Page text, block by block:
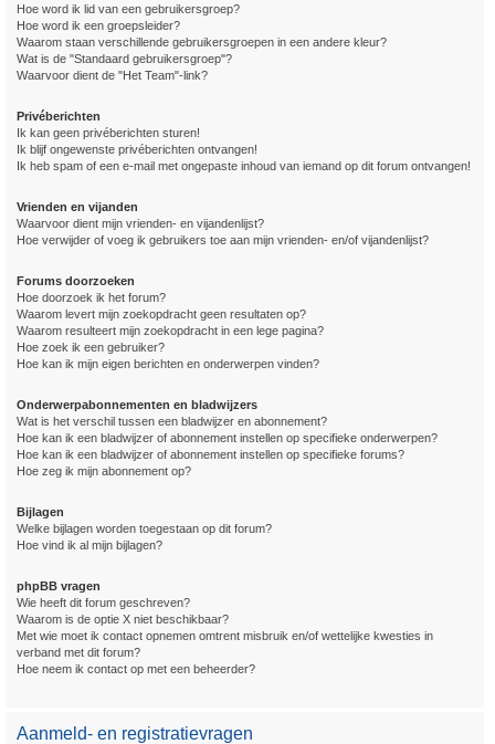
Hoe word ik lid van een gebruikersgroep?
Hoe word ik een groepsleider?
Waarom staan verschillende gebruikersgroepen in een andere kleur?
Wat is de "Standaard gebruikersgroep"?
Waarvoor dient de "Het Team"-link?
Privéberichten
Ik kan geen privéberichten sturen!
Ik blijf ongewenste privéberichten ontvangen!
Ik heb spam of een e-mail met ongepaste inhoud van iemand op dit forum ontvangen!
Vrienden en vijanden
Waarvoor dient mijn vrienden- en vijandenlijst?
Hoe verwijder of voeg ik gebruikers toe aan mijn vrienden- en/of vijandenlijst?
Forums doorzoeken
Hoe doorzoek ik het forum?
Waarom levert mijn zoekopdracht geen resultaten op?
Waarom resulteert mijn zoekopdracht in een lege pagina?
Hoe zoek ik een gebruiker?
Hoe kan ik mijn eigen berichten en onderwerpen vinden?
Onderwerpabonnementen en bladwijzers
Wat is het verschil tussen een bladwijzer en abonnement?
Hoe kan ik een bladwijzer of abonnement instellen op specifieke onderwerpen?
Hoe kan ik een bladwijzer of abonnement instellen op specifieke forums?
Hoe zeg ik mijn abonnement op?
Bijlagen
Welke bijlagen worden toegestaan op dit forum?
Hoe vind ik al mijn bijlagen?
phpBB vragen
Wie heeft dit forum geschreven?
Waarom is de optie X niet beschikbaar?
Met wie moet ik contact opnemen omtrent misbruik en/of wettelijke kwesties in
verband met dit forum?
Hoe neem ik contact op met een beheerder?
Aanmeld- en registratievragen